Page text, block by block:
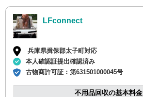
LFconnect
兵庫県揖保郡太子町対応
本人確認証提出確認済み
古物商許可証：第631501000045号
不用品回収の基本料金